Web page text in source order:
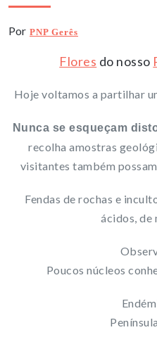
Por PNP Gerês
Flores do nosso
Hoje voltamos a partilhar
Nunca se esqueçam
recolha amostras
visitantes também
Fendas de rochas e
ácidos, de
Poucos núcleos